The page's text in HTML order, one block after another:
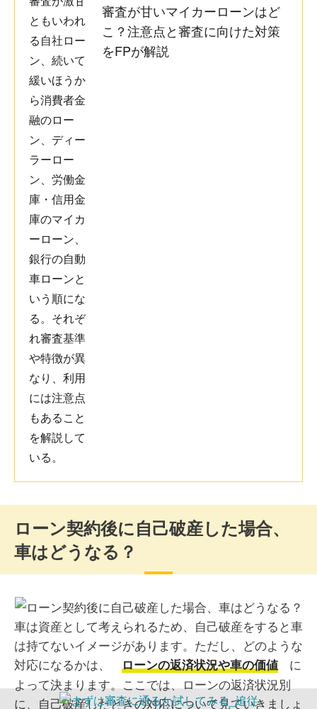
審査が甘いマイカーローンはど
こ？注意点と審査に向けた対策
をFPが解説
ローン契約後に自己破産した場合、
車はどうなる？
車は資産として考えられるため、自己破産をすると車
は持てないイメージがあります。ただし、どのような
対応になるかは、
ローンの返済状況や車の価値
に
よって決まります。ここでは、ローンの返済状況別
に、自己破産したときの対応について見ていきましょ